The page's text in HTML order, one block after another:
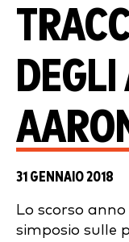
31 GENNAIO 2018
Lo scorso anno
simposio sulle